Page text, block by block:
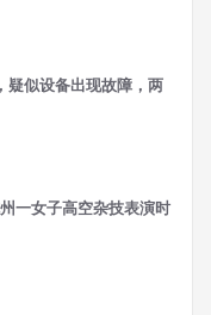
疑似设备出现故障，两
一女子高空杂技表演时